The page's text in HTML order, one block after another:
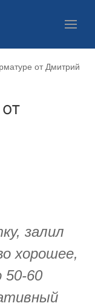
от Дмитрий
залил
хорошее,
50-60